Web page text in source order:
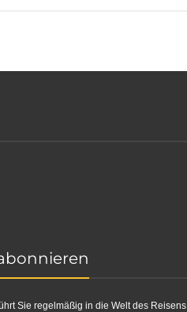
Sie regelmäßig in die Welt des Reisens